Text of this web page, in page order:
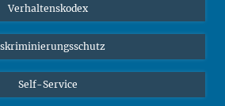
Verhaltenskodex
Self-Service